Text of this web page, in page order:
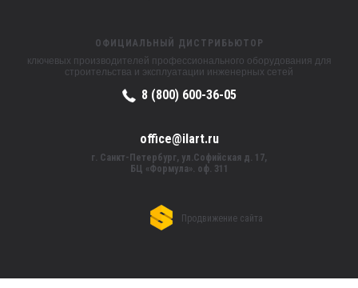
ОФИЦИАЛЬНЫЙ ДИСТРИБЬЮТОР
ключевых производителей профессионального оборудования для
строительства и эксплуатации инженерных сетей
8 (800) 600-36-05
office@ilart.ru
г. Санкт-Петербург, ул.Софийская д. 17,
БЦ «Формула». оф. 311
Продвижение сайта